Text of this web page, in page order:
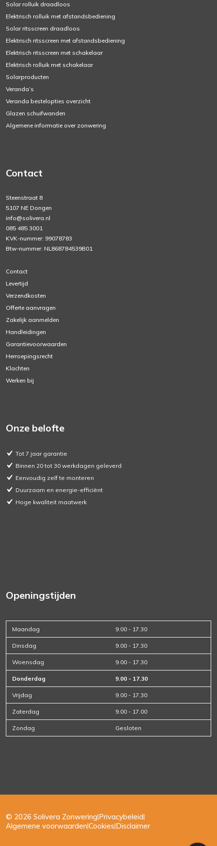
Solar rolluik draadloos
Elektrisch rolluik met afstandsbediening
Solar ritsscreen draadloos
Elektrisch ritsscreen met afstandsbediening
Elektrisch ritsscreen met schakelaar
Elektrisch rolluik met schakelaar
Solarproducten
Veranda’s
Veranda bestelopties overzicht
Glazen schuifwanden
Algemene informatie over zonwering
Contact
Steenstraat 8
5107 NE Dongen
info@solivera.nl
085 485 3001
KVK-nummer: 99078783
Btw-nummer: NL868784539B01
Contact
Levertijd
Verzendkosten
Offerte aanvragen
Zakelijk aanmelden
Handleidingen
Garantievoorwaarden
Herroepingsrecht
Klachten
Werken bij
Onze belofte
Tot 7 jaar garantie
Binnen 20 tot 30 werkdagen geleverd
Eenvoudig zelf te monteren
Duurzaam en energie-efficiënt
Hoge kwaliteit maatwerk
Openingstijden
Maandag 9.00 - 17.30
Dinsdag 9.00 - 17.30
Woensdag 9.00 - 17.30
Donderdag 9.00 - 17.30
Vrijdag 9.00 - 17.30
Zaterdag 9.00 - 17.00
Zondag Gesloten
© 2026 Solivera Zonwering|Privacybeleid|
Algemene voorwaarden|Cookies|Disclaimer